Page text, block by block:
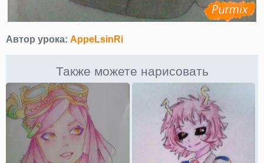
Автор урока: AppeLsinRi
Также можете нарисовать